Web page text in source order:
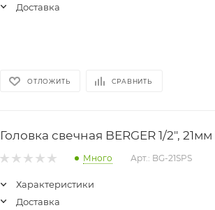
Доставка
ОТЛОЖИТЬ СРАВНИТЬ
Головка свечная BERGER 1/2", 21мм
Много Арт.: BG-21SPS
Характеристики
Доставка